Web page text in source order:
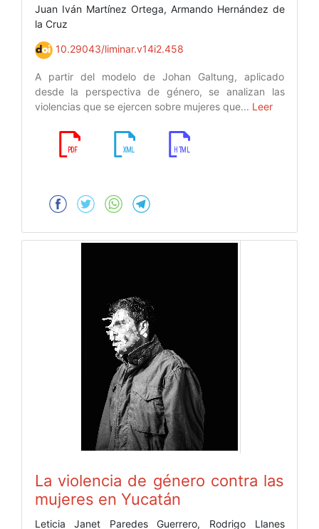
Juan Iván Martínez Ortega, Armando Hernández de
la Cruz
10.29043/liminar.v14i2.458
A partir del modelo de Johan Galtung, aplicado
desde la perspectiva de género, se analizan las
violencias que se ejercen sobre mujeres que... Leer
La violencia de género contra las
mujeres en Yucatán
Leticia Janet Paredes Guerrero, Rodrigo Llanes